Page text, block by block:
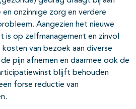
onzinnige zorg en verdere
Aangezien het nieuwe
is op zelfmanagement en zinvol
van bezoek aan diverse
pijn afnemen en daarmee ook de
blijft behouden
forse reductie van